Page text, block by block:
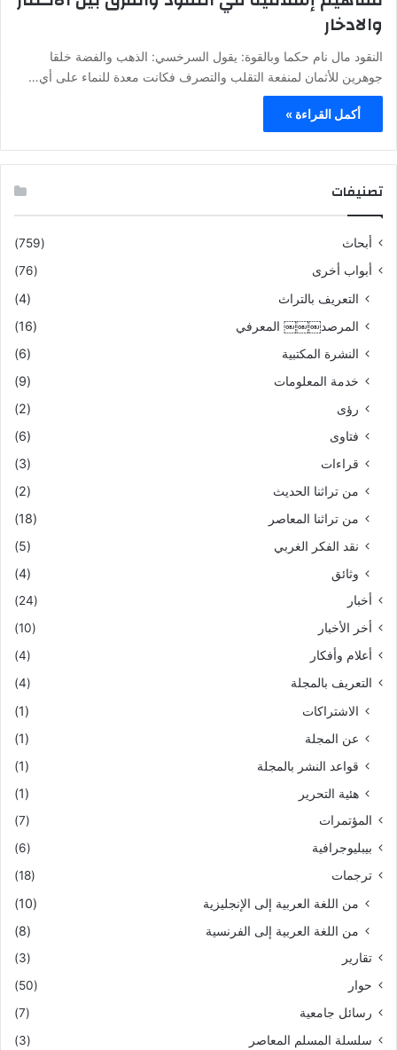
والادخار
النقود مال نام حكما وبالقوة: يقول السرخسي: الذهب والفضة خلقا
جوهرين للأثمان لمنفعة التقلب والتصرف فكانت معدة للنماء على أي…
أكمل القراءة »
تصنيفات
أبحاث
(759)
أبواب أخرى
(76)
التعريف بالتراث
(4)
المرصد￼￼￼ المعرفي
(16)
النشرة المكتبية
(6)
خدمة المعلومات
(9)
رؤى
(2)
فتاوى
(6)
قراءات
(3)
من تراثنا الحديث
(2)
من تراثنا المعاصر
(18)
نقد الفكر الغربي
(5)
وثائق
(4)
أخبار
(24)
أخر الأخبار
(10)
أعلام وأفكار
(4)
التعريف بالمجلة
(4)
الاشتراكات
(1)
عن المجلة
(1)
قواعد النشر بالمجلة
(1)
هئية التحرير
(1)
المؤتمرات
(7)
بيبليوجرافية
(6)
ترجمات
(18)
من اللغة العربية إلى الإنجليزية
(10)
من اللغة العربية إلى الفرنسية
(8)
تقارير
(3)
حوار
(50)
رسائل جامعية
(7)
سلسلة المسلم المعاصر
(3)